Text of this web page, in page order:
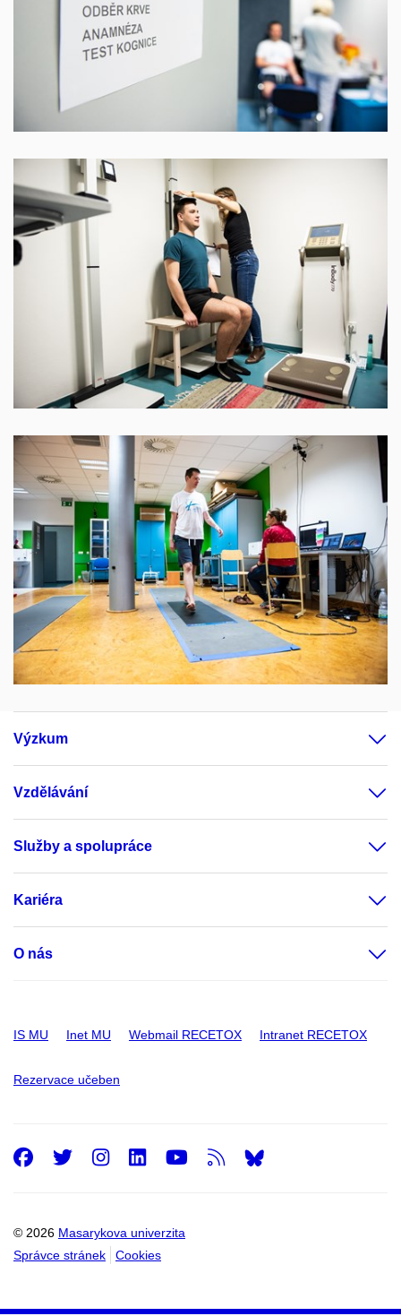
Výzkum
Vzdělávání
Služby a spolupráce
Kariéra
O nás
IS MU Inet MU Webmail RECETOX Intranet RECETOX
Rezervace učeben
© 2026 Masarykova univerzita
Správce stránek
Cookies
Facebook
Twitter
Instagram
LinkedIn
Youtube
RSS